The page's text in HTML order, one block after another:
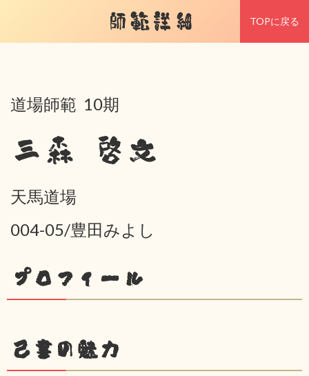
師範詳細 TOPに戻る
道場師範 10期
三森 啓文
天馬道場
004-05/豊田みよし
プロフィール
己書の魅力